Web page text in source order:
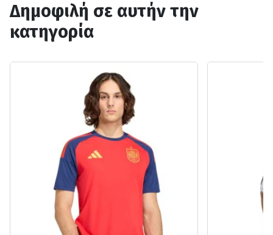
Δημοφιλή σε αυτήν την
κατηγορία